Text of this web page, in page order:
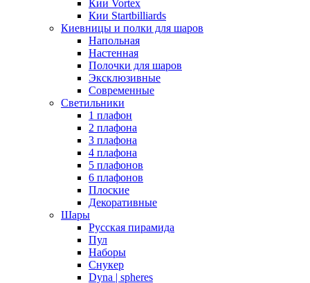
Кии Vortex
Кии Startbilliards
Киевницы и полки для шаров
Напольная
Настенная
Полочки для шаров
Эксклюзивные
Современные
Светильники
1 плафон
2 плафона
3 плафона
4 плафона
5 плафонов
6 плафонов
Плоские
Декоративные
Шары
Русская пирамида
Пул
Наборы
Снукер
Dyna | spheres